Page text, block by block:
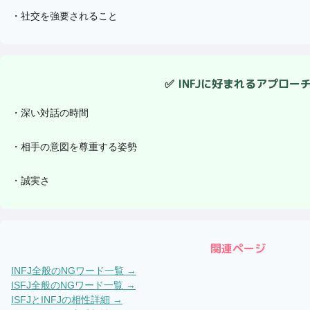
・ 社交を強要されること
✅ INFJに好まれるアプロー
・ 深い対話の時間
・ 相手の意図を尊重する姿勢
・ 誠実さ
関連ページ
INFJ全般のNGワード一覧 →
ISFJ全般のNGワード一覧 →
ISFJと INFJの相性詳細 →